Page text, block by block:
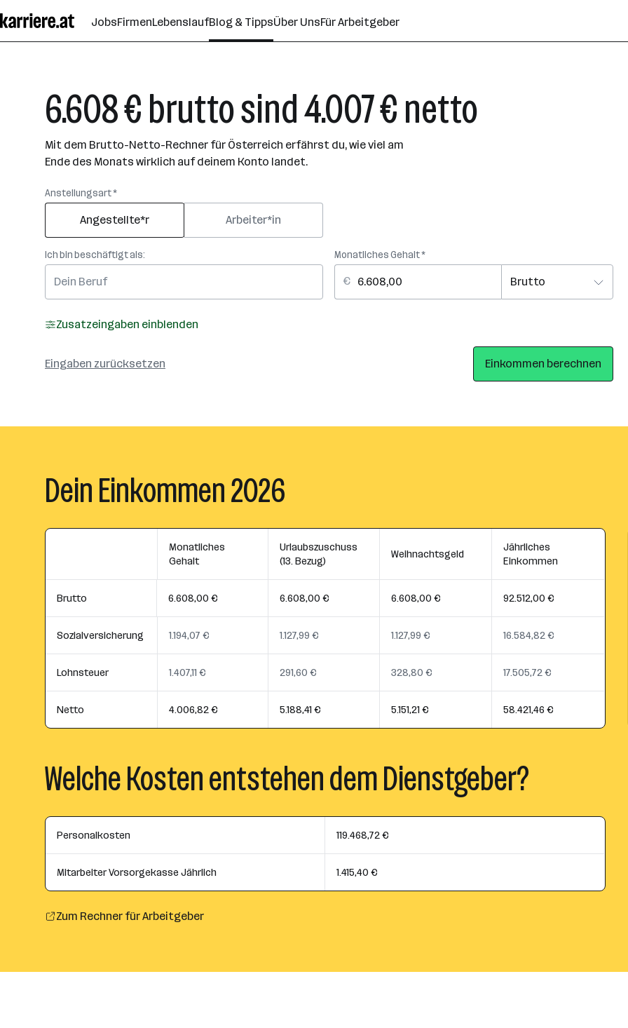
Seiteninhalt
springen
JobsFirmenLebenslaufBlog & TippsÜber UnsFür Arbeitgeber
6.608 € brutto sind 4.007 € netto
Mit dem Brutto-Netto-Rechner für Österreich erfährst du, wie viel am
Ende des Monats wirklich auf deinem Konto landet.
Anstellungsart *
Angestellte*r Arbeiter*in
Ich bin beschäftigt als: Monatliches Gehalt *
Zusatzeingaben einblenden
Eingaben zurücksetzen Einkommen berechnen
Dein Einkommen 2026
Monatliches
Gehalt
Urlaubszuschuss
(13. Bezug)
Weihnachtsgeld
Jährliches
Einkommen
Brutto 6.608,00 € 6.608,00 € 6.608,00 € 92.512,00 €
Sozialversicherung 1.194,07 € 1.127,99 € 1.127,99 € 16.584,82 €
Lohnsteuer 1.407,11 € 291,60 € 328,80 € 17.505,72 €
Netto 4.006,82 € 5.188,41 € 5.151,21 € 58.421,46 €
Welche Kosten entstehen dem Dienstgeber?
Personalkosten 119.468,72 €
Mitarbeiter Vorsorgekasse Jährlich 1.415,40 €
Zum Rechner für Arbeitgeber